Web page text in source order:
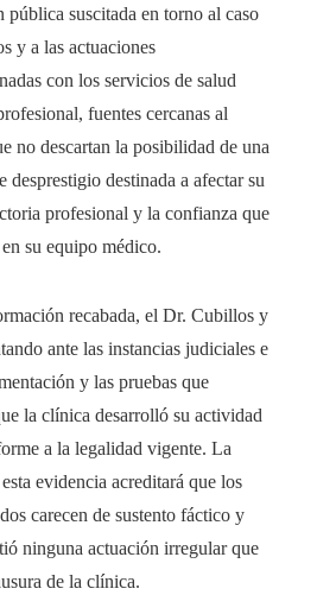
pública suscitada en torno al caso
y a las actuaciones
con los servicios de salud
fuentes cercanas al
no descartan la posibilidad de una
desprestigio destinada a afectar su
profesional y la confianza que
su equipo médico.
recabada, el Dr. Cubillos y
ante las instancias judiciales e
y las pruebas que
la clínica desarrolló su actividad
a la legalidad vigente. La
evidencia acreditará que los
carecen de sustento fáctico y
ninguna actuación irregular que
de la clínica.